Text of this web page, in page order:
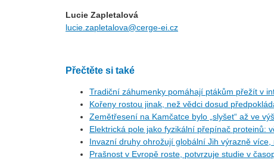
Lucie Zapletalová
lucie.zapletalova@cerge-ei.cz
Přečtěte si také
Tradiční záhumenky pomáhají ptákům přežít v
Kořeny rostou jinak, než vědci dosud
Zemětřesení na Kamčatce bylo „slyšet“ až ve
Elektrická pole jako fyzikální přepínač proteinů:
Invazní druhy ohrožují globální Jih výrazně
Prašnost v Evropě roste, potvrzuje studie v